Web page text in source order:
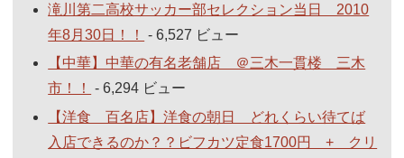
滝川第二高校サッカー部セレクション当日 2010
年8月30日！！
- 6,527 ビュー
【中華】中華の有名老舗店 ＠三木一貫楼 三木
市！！
- 6,294 ビュー
【洋食 百名店】洋食の朝日 どれくらい待てば
入店できるのか？？ビフカツ定食1700円 + クリ